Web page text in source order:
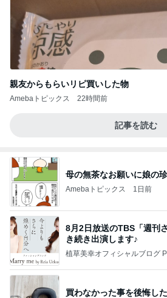
親友からもらいリピ買いした物
Amebaトピックス 22時間前
記事を読む
母の無茶なお願いに娘の
Amebaトピックス 1日前
8月2日放送のTBS「週刊
き続き出演します♪
植草美幸オフィシャルブログ
買わなかった事を後悔し